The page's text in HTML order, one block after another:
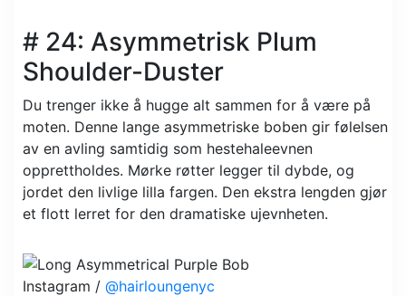
# 24: Asymmetrisk Plum
Shoulder-Duster
Du trenger ikke å hugge alt sammen for å være på
moten. Denne lange asymmetriske boben gir følelsen
av en avling samtidig som hestehaleevnen
opprettholdes. Mørke røtter legger til dybde, og
jordet den livlige lilla fargen. Den ekstra lengden gjør
et flott lerret for den dramatiske ujevnheten.
Instagram / @hairloungenyc